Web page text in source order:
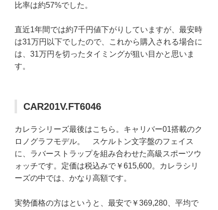
比率は約57%でした。
直近1年間では約7千円値下がりしていますが、最安時
は31万円以下でしたので、これから購入される場合に
は、31万円を切ったタイミングが狙い目かと思いま
す。
CAR201V.FT6046
カレラシリーズ最後はこちら。キャリバー01搭載のク
ロノグラフモデル。 スケルトン文字盤のフェイス
に、ラバーストラップを組み合わせた高級スポーツウ
ォッチです。定価は税込みで￥615,600。カレラシリ
ーズの中では、かなり高額です。
実勢価格の方はというと、最安で￥369,280、平均で